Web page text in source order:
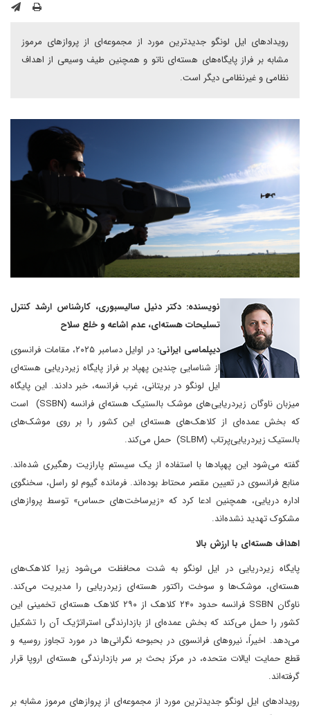
رویدادهای ایل لونگو جدیدترین مورد از مجموعه‌ای از پروازهای مرموز
مشابه بر فراز پایگاه‌های هسته‌ای ناتو و همچنین طیف وسیعی از اهداف
نظامی و غیرنظامی دیگر است.
نویسنده: دکتر دنیل سالیسبوری، کارشناس ارشد کنترل
تسلیحات هسته‌ای، عدم اشاعه و خلع سلاح
دیپلماسی ایرانی:
در اوایل دسامبر ۲۰۲۵، مقامات فرانسوی
از شناسایی چندین پهپاد بر فراز پایگاه زیردریایی هسته‌ای
ایل لونگو در بریتانی، غرب فرانسه، خبر دادند. این پایگاه
میزبان ناوگان زیردریایی‌های موشک بالستیک هسته‌ای فرانسه (SSBN) است
که بخش عمده‌ای از کلاهک‌های هسته‌ای این کشور را بر روی موشک‌های
بالستیک زیردریایی‌پرتاب (SLBM) حمل می‌کند.
گفته می‌شود این پهپادها با استفاده از یک سیستم پارازیت رهگیری شده‌اند.
منابع فرانسوی در تعیین مقصر محتاط بوده‌اند. فرمانده گیوم لو راسل، سخنگوی
اداره دریایی، همچنین ادعا کرد که «زیرساخت‌های حساس» توسط پروازهای
مشکوک تهدید نشده‌اند.
اهداف هسته‌ای با ارزش بالا
پایگاه زیردریایی در ایل لونگو به شدت محافظت می‌شود زیرا کلاهک‌های
هسته‌ای، موشک‌ها و سوخت راکتور هسته‌ای زیردریایی را مدیریت می‌کند.
ناوگان SSBN فرانسه حدود ۲۴۰ کلاهک از ۲۹۰ کلاهک هسته‌ای تخمینی این
کشور را حمل می‌کند که بخش عمده‌ای از بازدارندگی استراتژیک آن را تشکیل
می‌دهد. اخیراً، نیروهای فرانسوی در بحبوحه نگرانی‌ها در مورد تجاوز روسیه و
قطع حمایت ایالات متحده، در مرکز بحث بر سر بازدارندگی هسته‌ای اروپا قرار
گرفته‌اند.
رویدادهای ایل لونگو جدیدترین مورد از مجموعه‌ای از پروازهای مرموز مشابه بر